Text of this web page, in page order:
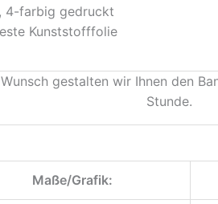
4-farbig gedruckt
Kunststofffolie
gestalten wir Ihnen den
Stunde.
Maße/Grafik: